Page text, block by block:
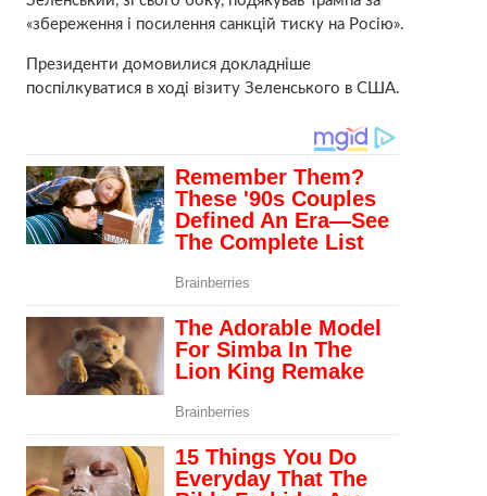
«збереження і посилення санкцій тиску на Росію».
Президенти домовилися докладніше
поспілкуватися в ході візиту Зеленського в США.